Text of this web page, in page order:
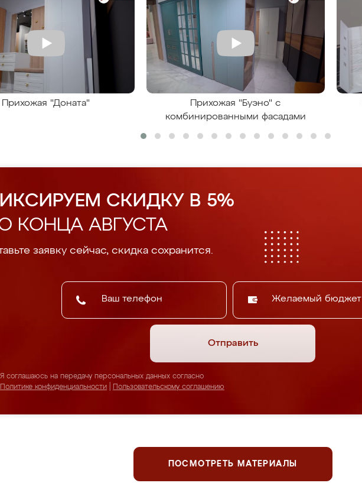
Прихожая "Доната"
Прихожая "Буэно" с
комбинированными фасадами
СКИДКУ В 5%
КОНЦА АВГУСТА
заявку сейчас, скидка сохранится.
Желаемый бюджет
Отправить
Я соглашаюсь на передачу персональных данных согласно
Политике конфиденциальности
Пользовательскому соглашению
ПОСМОТРЕТЬ МАТЕРИАЛЫ